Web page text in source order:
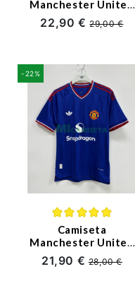
Manchester United
Primera Equipación
2026/2027 Negro
22,90 €29,00 €
-22%
Camiseta
Manchester United
Segunda Equipación
2026/2027 Azul
21,90 €28,00 €